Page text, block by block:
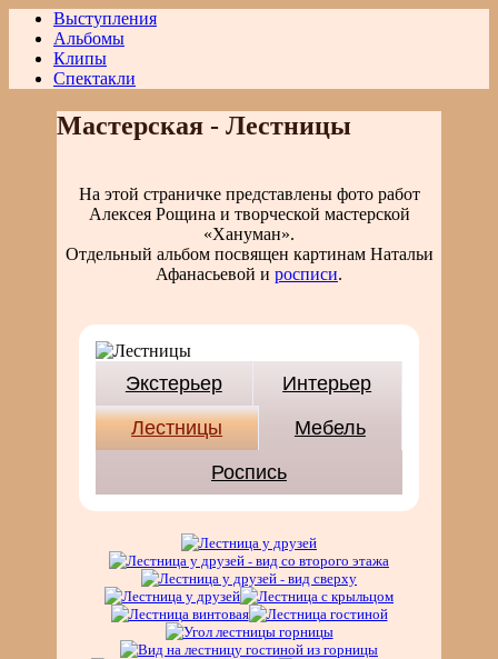
Выступления
Альбомы
Клипы
Спектакли
Мастерская - Лестницы
На этой страничке представлены фото работ
Алексея Рощина и творческой мастерской
«Хануман».
Отдельный альбом посвящен картинам Натальи
Афанасьевой и росписи.
Экстерьер
Интерьер
Лестницы
Мебель
Роспись